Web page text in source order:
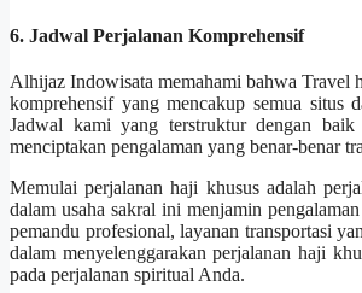
6. Jadwal Perjalanan Komprehensif
Alhijaz Indowisata memahami bahwa Travel
komprehensif yang mencakup semua situs
Jadwal kami yang terstruktur dengan baik
menciptakan pengalaman yang benar-benar
Memulai perjalanan haji khusus adalah
dalam usaha sakral ini menjamin
pemandu profesional, layanan transportasi
dalam menyelenggarakan perjalanan haji
pada perjalanan spiritual Anda.